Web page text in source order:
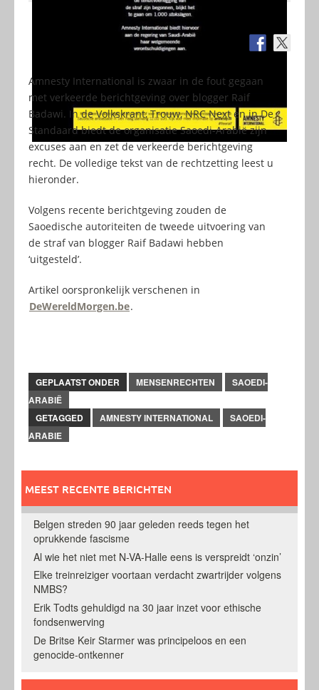
Amnesty International is zwaar in de fout gegaan
met verkeerde berichtgeving over blogger Raif
Badawi. In de Volkskrant, Trouw, NRC Next en in De
Standaard biedt de organisatie Saoedi-Arabië zijn
excuses aan en zet de verkeerde berichtgeving
recht. De volledige tekst van de rechtzetting leest u
hieronder.
Volgens recente berichtgeving zouden de
Saoedische autoriteiten de tweede uitvoering van
de straf van blogger Raif Badawi hebben
‘uitgesteld’.
Artikel oorspronkelijk verschenen in
DeWereldMorgen.be.
GEPLAATST ONDER MENSENRECHTEN
SAOEDI-
ARABIË
GETAGGED
AMNESTY INTERNATIONAL
SAOEDI-
ARABIE
MEEST RECENTE BERICHTEN
Belgen streden 90 jaar geleden reeds tegen het
oprukkende fascisme
Al wie het niet met N-VA-Halle eens is verspreidt ‘onzin’
Elke treinreiziger voortaan verdacht zwartrijder volgens
NMBS?
Erik Todts gehuldigd na 30 jaar inzet voor ethische
fondsenwerving
De Britse Keir Starmer was principeloos en een
genocide-ontkenner